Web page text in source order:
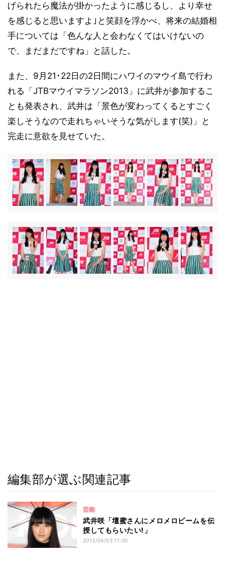
げられたら魔法が掛かったように感じるし、より幸せ
を感じると思いますよ｣と笑顔を浮かべ、将来の結婚相
手については「色んな人と会わなくてはいけないの
で、まだまだですね」と話した。
また、9月21･22日の2日間にハワイのマウイ島で行わ
れる「JTBマウイマラソン2013」に武井が参加するこ
とも発表され、武井は「景色が変わってくるとすごく
楽しそうなので走れちゃいそうな気がします(笑)」と
完走に意欲を見せていた。
編集部が選ぶ関連記事
芸能
武井咲「壇蜜さんにメロメロビームを伝
授してもらいたい!」
2013/04/03 11:00